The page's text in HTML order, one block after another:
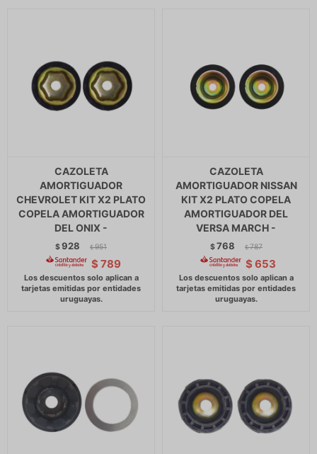
CAZOLETA
AMORTIGUADOR
CHEVROLET KIT X2 PLATO
COPELA AMORTIGUADOR
DEL ONIX -
$928 $ 951
$ 789
CAZOLETA
AMORTIGUADOR NISSAN
KIT X2 PLATO COPELA
AMORTIGUADOR DEL
VERSA MARCH -
$768 $ 787
$ 653